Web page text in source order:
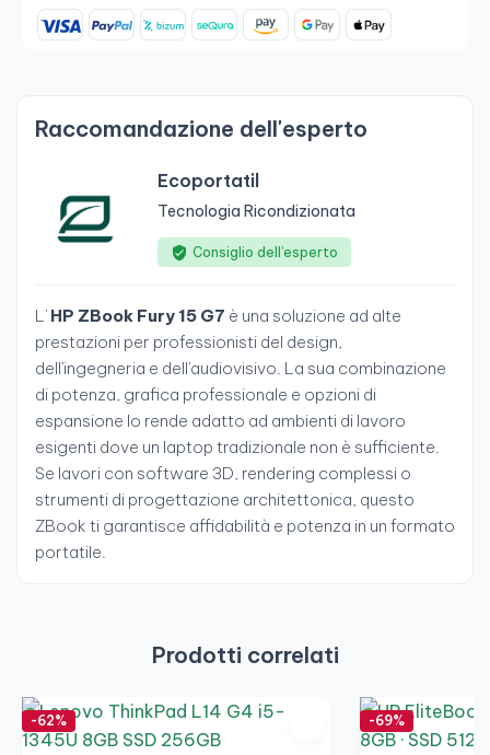
Raccomandazione dell'esperto
Ecoportatil
Tecnologia Ricondizionata
Consiglio dell’esperto
L' HP ZBook Fury 15 G7 è una soluzione ad alte
prestazioni per professionisti del design,
dell'ingegneria e dell'audiovisivo. La sua combinazione
di potenza, grafica professionale e opzioni di
espansione lo rende adatto ad ambienti di lavoro
esigenti dove un laptop tradizionale non è sufficiente.
Se lavori con software 3D, rendering complessi o
strumenti di progettazione architettonica, questo
ZBook ti garantisce affidabilità e potenza in un formato
portatile.
Prodotti correlati
-62% -69%